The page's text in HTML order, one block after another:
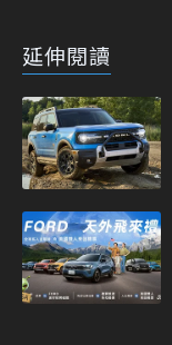
延伸閱讀